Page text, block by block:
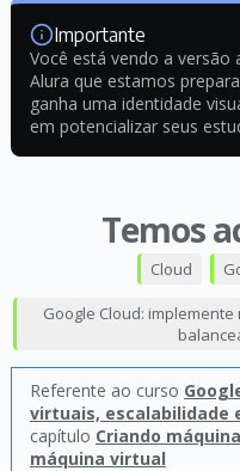
Importante
Você está vendo a versão
Alura que estamos
ganha uma identidade
em potencializar seus
Temos
Cloud
Google Cloud:
Referente ao curso
virtuais, escalabilidade
capítulo Criando
máquina virtual